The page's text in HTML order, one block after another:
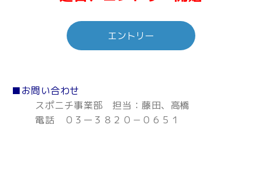
エントリー
■お問い合わせ
スポニチ事業部 担当：藤田、高橋
電話 ０３ー３８２０－０６５１